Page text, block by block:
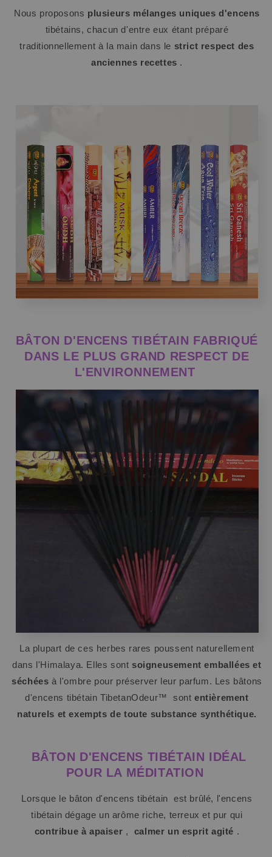
Nous proposons plusieurs mélanges uniques d'encens
tibétains, chacun d'entre eux étant préparé
traditionnellement à la main dans le strict respect des
anciennes recettes .
BÂTON D'ENCENS TIBÉTAIN FABRIQUÉ
DANS LE PLUS GRAND RESPECT DE
L'ENVIRONNEMENT
La plupart de ces herbes rares poussent naturellement
dans l'Himalaya. Elles sont soigneusement emballées et
séchées à l'ombre pour préserver leur parfum. Les bâtons
d'encens tibétain TibetanOdeur™
sontentièrement
naturels et exempts de toute substance synthétique.
BÂTON D'ENCENS TIBÉTAIN IDÉAL
POUR LA MÉDITATION
Lorsque le bâton d'encens tibétain est brûlé, l'encens
tibétain dégage un arôme riche, terreux et pur qui
contribue à apaiser , calmer un esprit agité .